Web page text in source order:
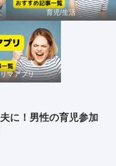
育児/生活
マアプリ
に！男性の育児参加